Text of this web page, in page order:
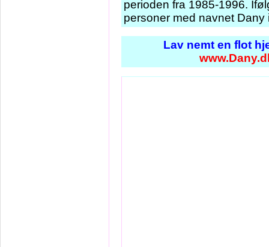
perioden fra 1985-1996.
personer med navnet
Lav nemt en flot